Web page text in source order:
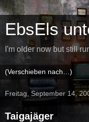
EbsEls
I'm older now but still
Freitag, September 14,
Taigajäger